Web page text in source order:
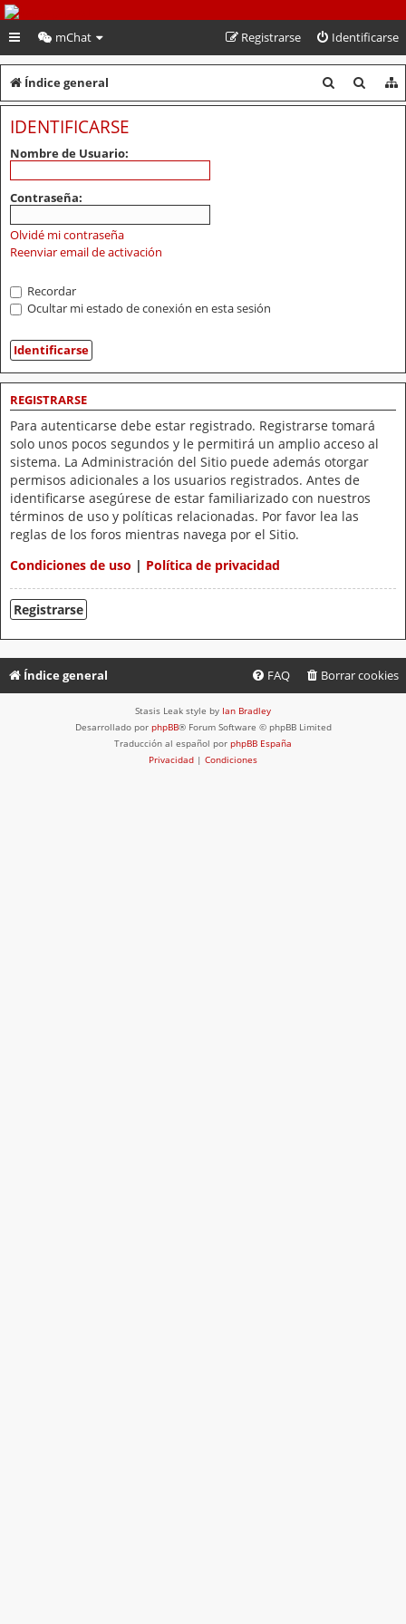
PeruVoley.com
mChat Identificarse
Registrarse
Índice general
u
u
IDENTIFICARSE
Nombre de Usuario:
Contraseña:
Olvidé mi contraseña
Reenviar email de activación
Recordar
Ocultar mi estado de conexión en esta sesión
REGISTRARSE
Para autenticarse debe estar registrado. Registrarse tomará
solo unos pocos segundos y le permitirá un amplio acceso al
sistema. La Administración del Sitio puede además otorgar
permisos adicionales a los usuarios registrados. Antes de
identificarse asegúrese de estar familiarizado con nuestros
términos de uso y políticas relacionadas. Por favor lea las
reglas de los foros mientras navega por el Sitio.
Condiciones de uso | Política de privacidad
Registrarse
Índice general Borrar cookies
FAQ
Stasis Leak style by Ian Bradley
Desarrollado por phpBB® Forum Software © phpBB Limited
Traducción al español por phpBB España
Privacidad | Condiciones